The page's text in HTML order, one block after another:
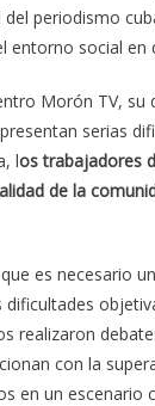
periodismo
entorno social en
Morón TV, su
serias
los trabajadores
de la
es necesario
dificultades
realizaron
con la
en un escenario